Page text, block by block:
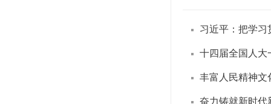
习近平：把学习
十四届全国人大
丰富人民精神文
奋力铸就新时代